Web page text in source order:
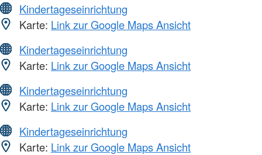
Kindertageseinrichtung
Karte: Link zur Google Maps Ansicht
Kindertageseinrichtung
Karte: Link zur Google Maps Ansicht
Kindertageseinrichtung
Karte: Link zur Google Maps Ansicht
Kindertageseinrichtung
Karte: Link zur Google Maps Ansicht